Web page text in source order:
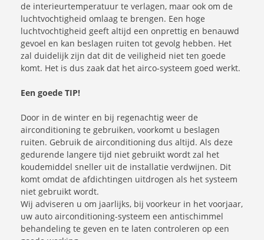
de interieurtemperatuur te verlagen, maar ook om de
luchtvochtigheid omlaag te brengen. Een hoge
luchtvochtigheid geeft altijd een onprettig en benauwd
gevoel en kan beslagen ruiten tot gevolg hebben. Het
zal duidelijk zijn dat dit de veiligheid niet ten goede
komt. Het is dus zaak dat het airco-systeem goed werkt.
Een goede TIP!
Door in de winter en bij regenachtig weer de
airconditioning te gebruiken, voorkomt u beslagen
ruiten. Gebruik de airconditioning dus altijd. Als deze
gedurende langere tijd niet gebruikt wordt zal het
koudemiddel sneller uit de installatie verdwijnen. Dit
komt omdat de afdichtingen uitdrogen als het systeem
niet gebruikt wordt.
Wij adviseren u om jaarlijks, bij voorkeur in het voorjaar,
uw auto airconditioning-systeem een antischimmel
behandeling te geven en te laten controleren op een